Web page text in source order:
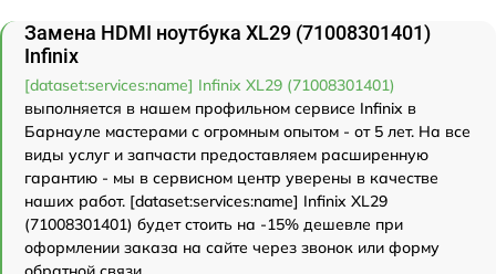
Замена HDMI ноутбука XL29 (71008301401)
Infinix
[dataset:services:name] Infinix XL29 (71008301401)
выполняется в нашем профильном сервисе Infinix в
Барнауле мастерами с огромным опытом - от 5 лет. На все
виды услуг и запчасти предоставляем расширенную
гарантию - мы в сервисном центр уверены в качестве
наших работ. [dataset:services:name] Infinix XL29
(71008301401) будет стоить на -15% дешевле при
оформлении заказа на сайте через звонок или форму